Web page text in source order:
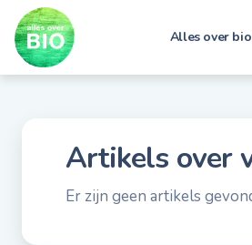
Alles over bio
Artikels over
Er zijn geen artikels